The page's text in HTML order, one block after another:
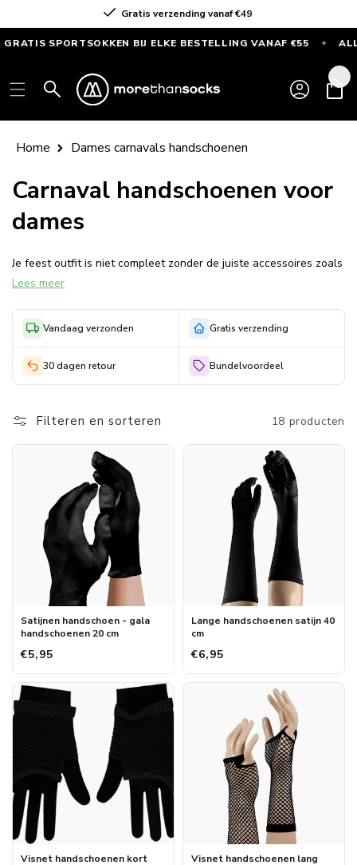
content
Gratis verzending vanaf €49
SPORTSOKKEN BIJ ELKE BESTELLING VANAF €55 ✦
SPORTSOKKEN
bij
elke
bestelling
€55
Alleen
maand
Inloggen
Home Dames carnavals handschoenen
Carnaval handschoenen voor
dames
Je feest outfit is niet compleet zonder de juiste accessoires zoals
bijvoorbeeld bijpassende handschoenen. Maar waar vind je
outfit?
Morethansocks staat bekend om kwalitatieve been- en
ondermode voor een voordelige prijs. Naast sokken, ondergoed
accessoires in ons assortiment. In de webshop van
voor carnaval of een andere feestelijke gelegenheid. Mis je dus
nog een paar handschoenen om je outfit helemaal af te maken,
dan ben je aan het juiste adres bij Morethansocks.
Lees meer
Vandaag verzonden Gratis verzending
30 dagen retour Bundelvoordeel
Filteren en sorteren 18 producten
Satijnen handschoen - gala
handschoenen 20 cm
€5,95
Lange handschoenen satijn 40
cm
€6,95
Visnet handschoenen kort Visnet handschoenen lang